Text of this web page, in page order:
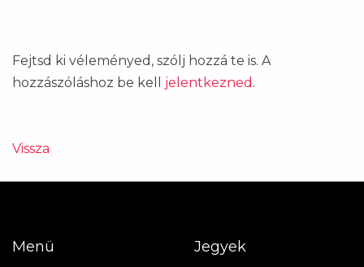
Fejtsd ki véleményed, szólj hozzá te is. A
hozzászóláshoz be kell jelentkezned .
Vissza
Menü Jegyek